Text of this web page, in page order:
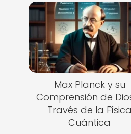
Max Planck y su
Comprensión de
Través de la Física
Cuántica